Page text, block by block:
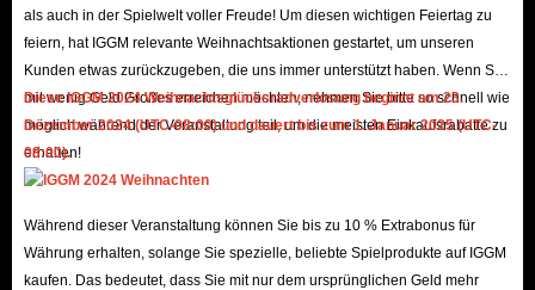
als auch in der Spielwelt voller Freude! Um diesen wichtigen Feiertag zu
feiern, hat IGGM relevante Weihnachtsaktionen gestartet, um unseren
Kunden etwas zurückzugeben, die uns immer unterstützt haben. Wenn Sie
mit wenig Geld Großes erreichen möchten, nehmen Sie bitte so schnell wie
möglich während der Veranstaltung teil, um die meisten Einkaufsrabatte zu
erhalten!
Diese IGGM 2024 Weihnachtsglücksradverlosung beginnt am 23.
Dezember 2024 (UTC-08:00) und dauert bis zum 1. Januar 2025 (UTC-
08:00).
Während dieser Veranstaltung können Sie bis zu 10 % Extrabonus für
Währung erhalten, solange Sie spezielle, beliebte Spielprodukte auf IGGM
kaufen. Das bedeutet, dass Sie mit nur dem ursprünglichen Geld mehr